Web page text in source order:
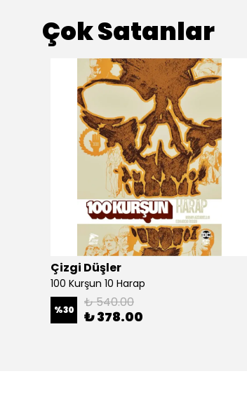
Çok Satanlar
Çizgi Düşler
100 Kurşun 10 Harap
%30 ₺ 540.00
₺ 378.00